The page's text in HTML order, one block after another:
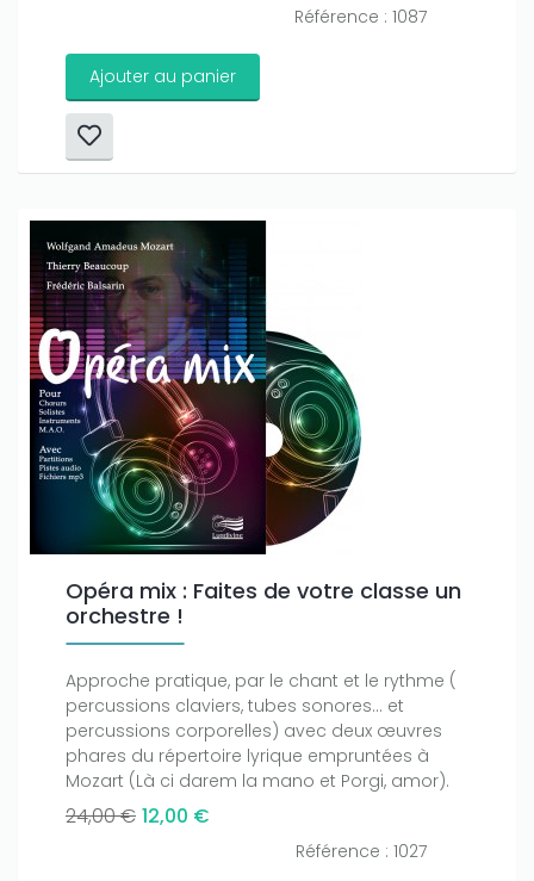
Référence : 1087
Ajouter au panier
Opéra mix : Faites de votre classe un
orchestre !
Approche pratique, par le chant et le rythme (
percussions claviers, tubes sonores… et
percussions corporelles) avec deux œuvres
phares du répertoire lyrique empruntées à
Mozart (Là ci darem la mano et Porgi, amor).
24,00 € 12,00 €
Référence : 1027